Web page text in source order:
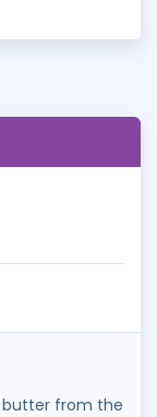
butter from the